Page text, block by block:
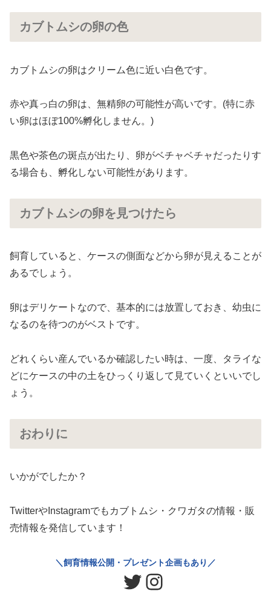
カブトムシの卵の色
カブトムシの卵はクリーム色に近い白色です。
赤や真っ白の卵は、無精卵の可能性が高いです。(特に赤
い卵はほぼ100%孵化しません。)
黒色や茶色の斑点が出たり、卵がベチャベチャだったりす
る場合も、孵化しない可能性があります。
カブトムシの卵を見つけたら
飼育していると、ケースの側面などから卵が見えることが
あるでしょう。
卵はデリケートなので、基本的には放置しておき、幼虫に
なるのを待つのがベストです。
どれくらい産んでいるか確認したい時は、一度、タライな
どにケースの中の土をひっくり返して見ていくといいでし
ょう。
おわりに
いかがでしたか？
TwitterやInstagramでもカブトムシ・クワガタの情報・販
売情報を発信しています！
＼飼育情報公開・プレゼント企画もあり／
Twitter
Instagram